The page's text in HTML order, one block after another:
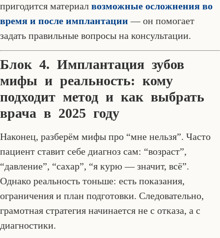
пригодится материал возможные осложнения во
время и после имплантации — он помогает
задать правильные вопросы на консультации.
Блок 4. Имплантация зубов
мифы и реальность: кому
подходит метод и как выбрать
врача в 2025 году
Наконец, разберём мифы про “мне нельзя”. Часто
пациент ставит себе диагноз сам: “возраст”,
“давление”, “сахар”, “я курю — значит, всё”.
Однако реальность тоньше: есть показания,
ограничения и план подготовки. Следовательно,
грамотная стратегия начинается не с отказа, а с
диагностики.